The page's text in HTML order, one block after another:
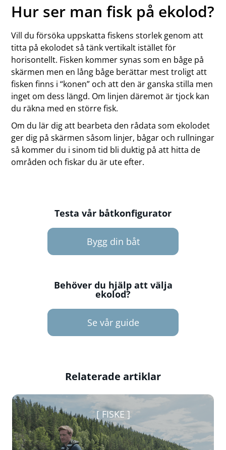
Hur ser man fisk på ekolod?
Vill du försöka uppskatta fiskens storlek genom att
titta på ekolodet så tänk vertikalt istället för
horisontellt. Fisken kommer synas som en båge på
skärmen men en lång båge berättar mest troligt att
fisken finns i “konen” och att den är ganska stilla men
inget om dess längd. Om linjen däremot är tjock kan
du räkna med en större fisk.
Om du lär dig att bearbeta den rådata som ekolodet
ger dig på skärmen såsom linjer, bågar och rullningar
så kommer du i sinom tid bli duktig på att hitta de
områden och fiskar du är ute efter.
Testa vår båtkonfigurator
Bygg din båt
Behöver du hjälp att välja
ekolod?
Se vår guide
Relaterade artiklar
FISKE